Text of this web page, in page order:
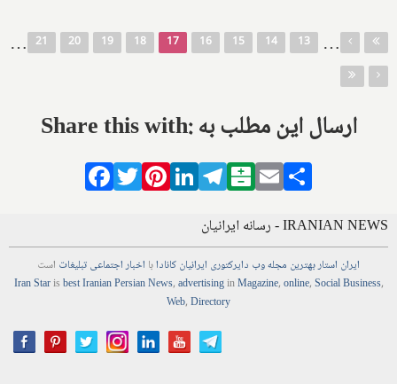
…
13
14
15
16
17
18
19
20
21
…
Share this with: ارسال این مطلب به
Facebook
TwitterPinterestLinkedIn
Telegram
Balatarin
Email
IRANIAN NEWS - رسانه ایرانیان
ایران استاربهترین مجلهوب دایرکتوری ایرانیان کانادابا اخباراجتماعیتبلیغات است
Iran Starisbest Iranian PersianNews,advertisinginMagazine,online,Social Business,
Web,Directory